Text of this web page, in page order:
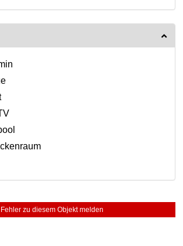
Fehler zu diesem Objekt melden